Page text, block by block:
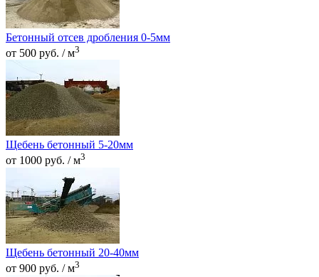
Бетонный отсев дробления 0-5мм
от 500 руб. / м3
Щебень бетонный 5-20мм
от 1000 руб. / м3
Щебень бетонный 20-40мм
от 900 руб. / м3